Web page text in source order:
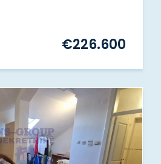
€226.600